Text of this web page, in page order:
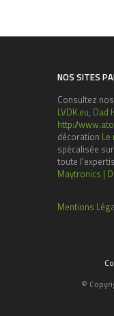
NOS SITES
Consultez
LVDK.eu, Dad
http://
décoration
spécalisée sur
toute
Maytronics |
Mentions
©